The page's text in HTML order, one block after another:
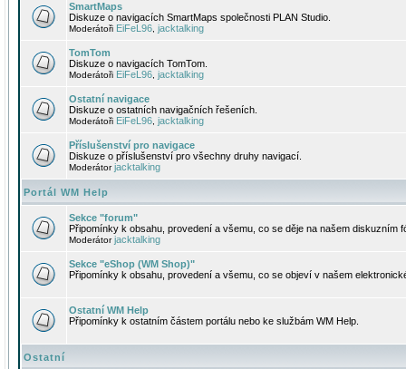
SmartMaps
Diskuze o navigacích SmartMaps společnosti PLAN Studio.
Moderátoři EiFeL96 jacktalking
TomTom
Diskuze o navigacích TomTom.
Moderátoři EiFeL96 jacktalking
Ostatní navigace
Diskuze o ostatních navigačních řešeních.
Moderátoři EiFeL96 jacktalking
Příslušenství pro navigace
Diskuze o příslušenství pro všechny druhy navigací.
Moderátorjacktalking
Portál WM Help
Sekce "forum"
Připomínky k obsahu, provedení a všemu, co se děje na našem diskuzním
Moderátorjacktalking
Sekce "eShop (WM Shop)"
Připomínky k obsahu, provedení a všemu, co se objeví v našem
Ostatní WM Help
Připomínky k ostatním částem portálu nebo ke službám WM Help.
Ostatní